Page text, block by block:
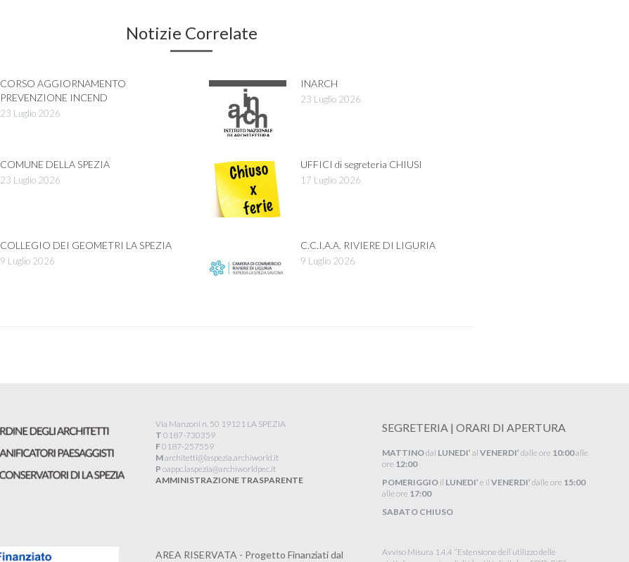
Notizie Correlate
CORSO AGGIORNAMENTO
PREVENZIONE INCEND
23 Luglio 2026
INARCH
23 Luglio 2026
COMUNE DELLA SPEZIA
23 Luglio 2026
UFFICI di segreteria CHIUSI
17 Luglio 2026
COLLEGIO DEI GEOMETRI LA SPEZIA
9 Luglio 2026
C.C.I.A.A. RIVIERE DI LIGURIA
9 Luglio 2026
Via Manzoni n. 50 19121 LA SPEZIA
T 0187-730359
F0187-257559
Marchitetti@laspezia.archiworld.it
P oappc.laspezia@archiworldpec.it​
AMMINISTRAZIONE TRASPARENTE
SEGRETERIA | ORARI DI APERTURA
MATTINOdal LUNEDI’ al VENERDI’ dalle ore 10:00alle
ore 12:00
POMERIGGIOil LUNEDI’ e il VENERDI’ dalle ore 15:00
alle ore 17:00
SABATO CHIUSO
AREA RISERVATA - Progetto Finanziati dal
Avviso Misura 1.4.4 “Estensione dell’utilizzo delle